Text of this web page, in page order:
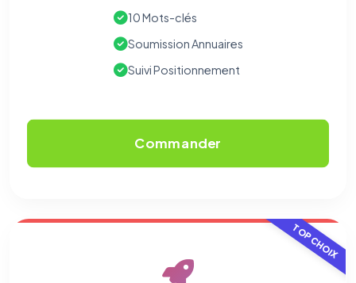
10 Mots-clés
Soumission Annuaires
Suivi Positionnement
Commander
TOP CHOIX